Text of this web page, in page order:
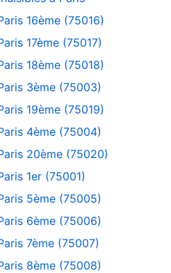
16ème (75016)
17ème (75017)
18ème (75018)
3ème (75003)
19ème (75019)
4ème (75004)
20ème (75020)
1er (75001)
5ème (75005)
6ème (75006)
7ème (75007)
8ème (75008)